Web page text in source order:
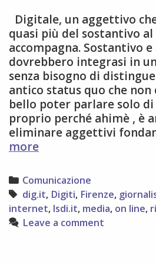
Digitale, un aggettivo
quasi più del sostantivo al
accompagna. Sostantivo
dovrebbero integrasi in
senza bisogno di
antico status quo che non
bello poter parlare solo
proprio perché ahimè , è
eliminare aggettivi
moreGiornalismo
–
Dig.it2013:
il
16
e
Categories
Comunicazione
Tags
dig.it, Digiti, Firenze,
internet, lsdi.it, media, on line,
Leave a comment